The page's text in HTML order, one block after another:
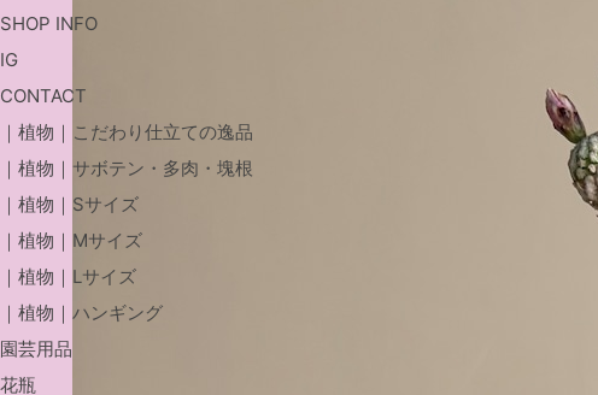
SHOP INFO
IG
CONTACT
｜植物｜こだわり仕立ての逸品
｜植物｜サボテン・多肉・塊根
｜植物｜Sサイズ
｜植物｜Mサイズ
｜植物｜Lサイズ
｜植物｜ハンギング
園芸用品
花瓶